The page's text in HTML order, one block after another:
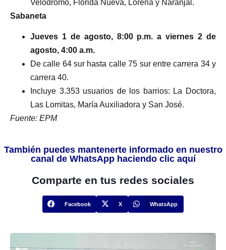
Velódromo, Florida Nueva, Lorena y Naranjal.
Sabaneta
Jueves 1 de agosto, 8:00 p.m. a viernes 2 de
agosto, 4:00 a.m.
De calle 64 sur hasta calle 75 sur entre carrera 34 y
carrera 40.
Incluye 3.353 usuarios de los barrios: La Doctora,
Las Lomitas, María Auxiliadora y San José.
Fuente: EPM
También puedes mantenerte informado en nuestro
canal de WhatsApp haciendo clic aquí
Comparte en tus redes sociales
Facebook X WhatsApp